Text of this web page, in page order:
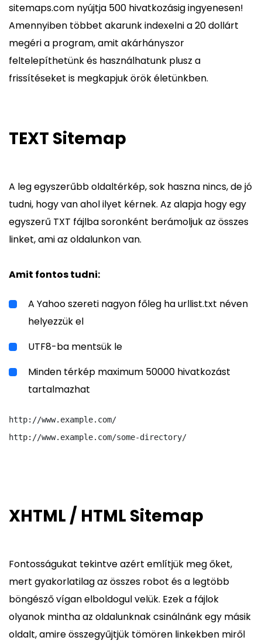
sitemaps.com nyújtja 500 hivatkozásig ingyenesen!
Amennyiben többet akarunk indexelni a 20 dollárt
megéri a program, amit akárhányszor
feltelepíthetünk és használhatunk plusz a
frissítéseket is megkapjuk örök életünkben.
TEXT Sitemap
A leg egyszerűbb oldaltérkép, sok haszna nincs, de jó
tudni, hogy van ahol ilyet kérnek. Az alapja hogy egy
egyszerű TXT fájlba soronként berámoljuk az összes
linket, ami az oldalunkon van.
Amit fontos tudni:
A Yahoo szereti nagyon főleg ha urllist.txt néven
helyezzük el
UTF8-ba mentsük le
Minden térkép maximum 50000 hivatkozást
tartalmazhat
http://www.example.com/
XHTML / HTML Sitemap
Fontosságukat tekintve azért említjük meg őket,
mert gyakorlatilag az összes robot és a legtöbb
böngésző vígan elboldogul velük. Ezek a fájlok
olyanok mintha az oldalunknak csinálnánk egy másik
oldalt, amire összegyűjtjük tömören linkekben miről